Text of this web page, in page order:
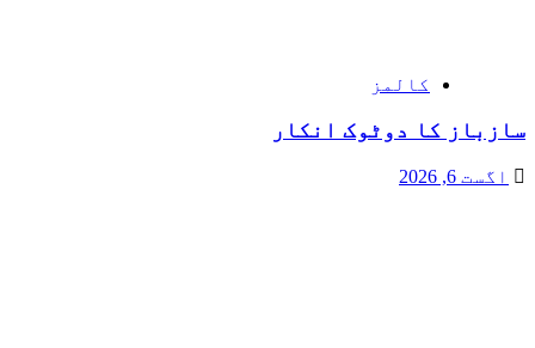
کالمز
سازباز کا دوٹوک انکار
اگست 6, 2026